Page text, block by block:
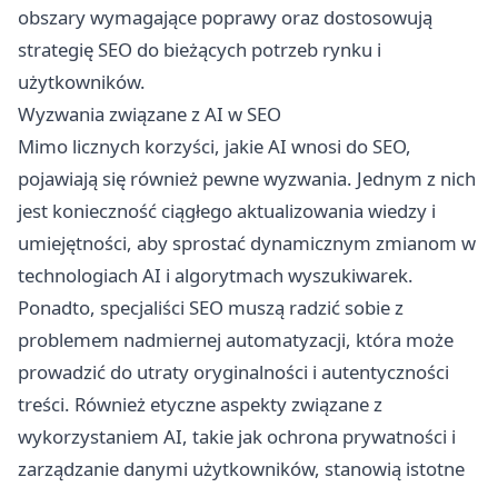
obszary wymagające poprawy oraz dostosowują
strategię SEO do bieżących potrzeb rynku i
użytkowników.
Wyzwania związane z AI w SEO
Mimo licznych korzyści, jakie AI wnosi do SEO,
pojawiają się również pewne wyzwania. Jednym z nich
jest konieczność ciągłego aktualizowania wiedzy i
umiejętności, aby sprostać dynamicznym zmianom w
technologiach AI i algorytmach wyszukiwarek.
Ponadto, specjaliści SEO muszą radzić sobie z
problemem nadmiernej automatyzacji, która może
prowadzić do utraty oryginalności i autentyczności
treści. Również etyczne aspekty związane z
wykorzystaniem AI, takie jak ochrona prywatności i
zarządzanie danymi użytkowników, stanowią istotne